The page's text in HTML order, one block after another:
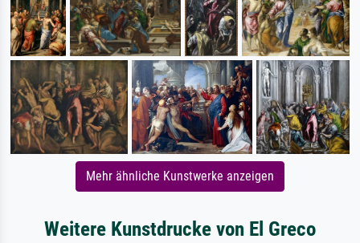
Mehr ähnliche Kunstwerke anzeigen
Weitere Kunstdrucke von El Greco